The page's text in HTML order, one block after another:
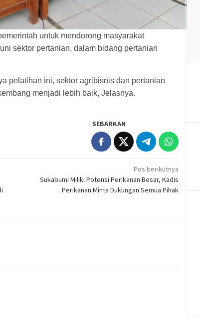
untuk mendorong masyarakat
sektor pertanian, dalam bidang pertanian
pelatihan ini, sektor agribisnis dan pertanian
menjadi lebih baik, Jelasnya.
SEBARKAN
Pos berikutnya
Sukabumi Miliki Potensi Perikanan Besar, Kadis
Perikanan Minta Dukungan Semua Pihak